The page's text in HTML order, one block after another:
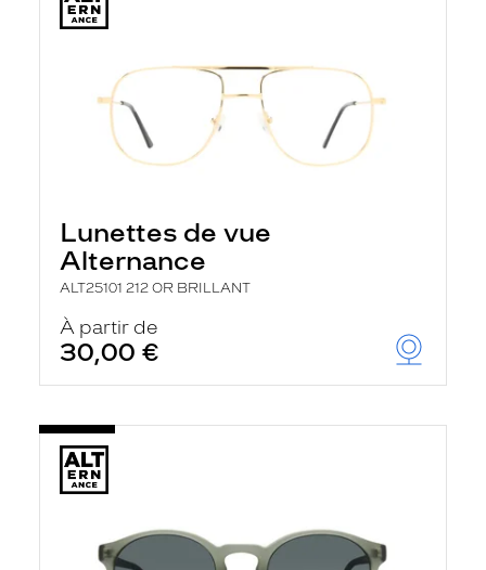
Lunettes de vue
Alternance
ALT25101 212 OR BRILLANT
À partir de
30,00 €